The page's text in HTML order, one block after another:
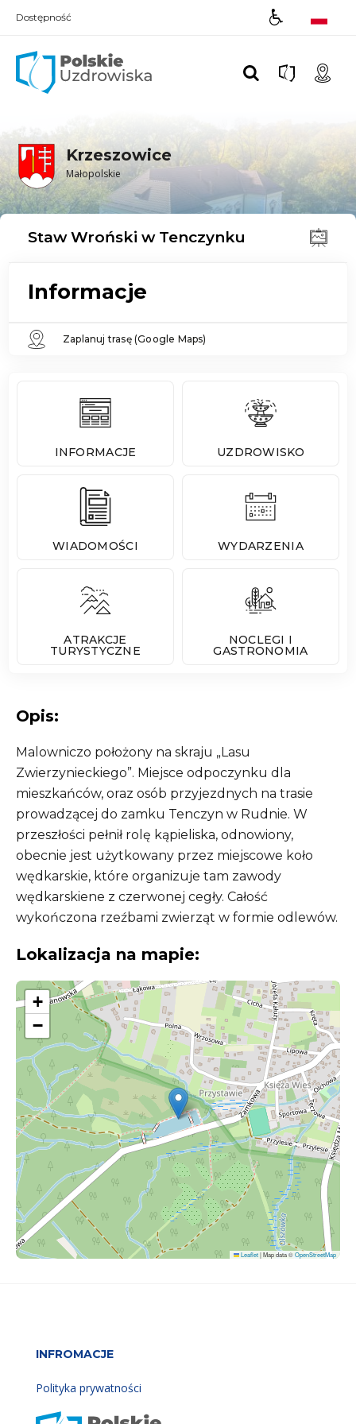
Dostępność
Krzeszowice
Małopolskie
Staw Wroński w Tenczynku
Informacje
Zaplanuj trasę (Google Maps)
INFORMACJE UZDROWISKO
WIADOMOŚCI WYDARZENIA
ATRAKCJE
TURYSTYCZNE
NOCLEGI I
GASTRONOMIA
Opis:
Malowniczo położony na skraju „Lasu
Zwierzynieckiego”. Miejsce odpoczynku dla
mieszkańców, oraz osób przyjezdnych na trasie
prowadzącej do zamku Tenczyn w Rudnie. W
przeszłości pełnił rolę kąpieliska, odnowiony,
obecnie jest użytkowany przez miejscowe koło
wędkarskie, które organizuje tam zawody
wędkarskiene z czerwonej cegły. Całość
wykończona rzeźbami zwierząt w formie odlewów.
Lokalizacja na mapie:
+
−
Leaflet|Map data ©OpenStreetMap
INFROMACJE
Polityka prywatności